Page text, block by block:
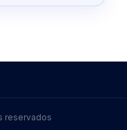
reservados